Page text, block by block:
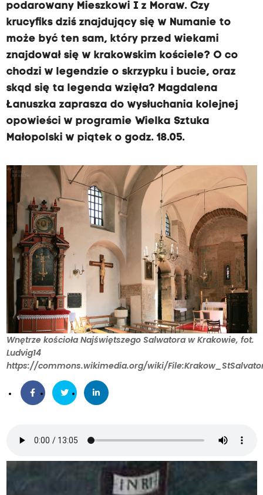
podarowany Mieszkowi I z Moraw. Czy
krucyfiks dziś znajdujący się w Numanie to
może być ten sam, który przed wiekami
znajdował się w krakowskim kościele? O co
chodzi w legendzie o skrzypku i bucie, oraz
skąd się ta legenda wzięła? Magdalena
Łanuszka zaprasza do wysłuchania kolejnej
opowieści w programie Wielka Sztuka
Małopolski w piątek o godz. 18.05.
Wnętrze kościoła Najświętszego Salwatora w Krakowie, fot.
Ludvig14
https://commons.wikimedia.org/wiki/